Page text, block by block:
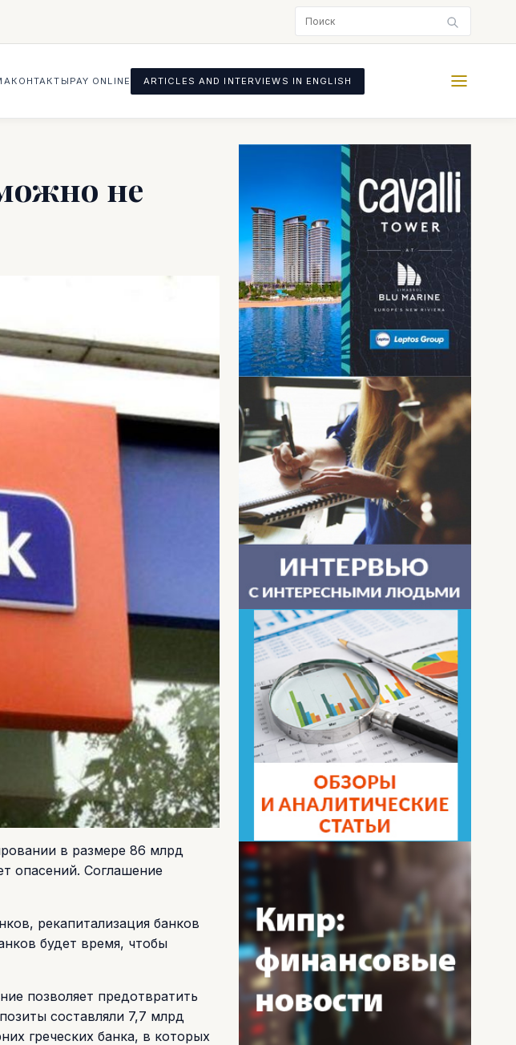
КОНТАКТЫ PAY ONLINE ARTICLES AND INTERVIEWS IN ENGLISH
не
в размере 86 млрд
опасений. Соглашение
рекапитализация банков
будет время, чтобы
позволяет предотвратить
составляли 7,7 млрд
греческих банка, в которых